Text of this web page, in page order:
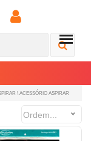
\ ACESSÓRIO ASPIRAR
Ordem...